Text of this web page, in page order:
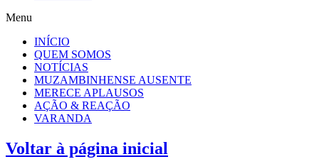
Menu
INÍCIO
QUEM SOMOS
NOTÍCIAS
MUZAMBINHENSE AUSENTE
MERECE APLAUSOS
AÇÃO & REAÇÃO
VARANDA
Voltar à página inicial